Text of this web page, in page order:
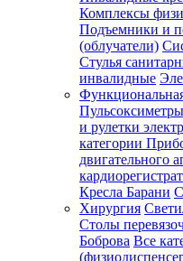
Комплексы
Подъемники и
(облучатели)
Стулья
инвалидные
Пульсоксиметры
и рулетки
категории
двигательного
Кресла Барани
Хирургия
Столы
Боброва Все